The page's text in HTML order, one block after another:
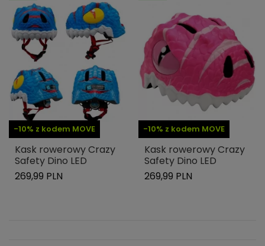
-10% z kodem MOVE
Kask rowerowy Crazy
Safety Dino LED
269,99 PLN
-10% z kodem MOVE
Kask rowerowy Crazy
Safety Dino LED
269,99 PLN